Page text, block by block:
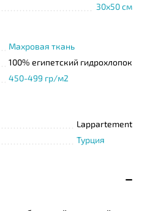
30x50 см
Махровая ткань
100% египетский гидрохлопок
450-499 гр/м2
Lappartement
Турция